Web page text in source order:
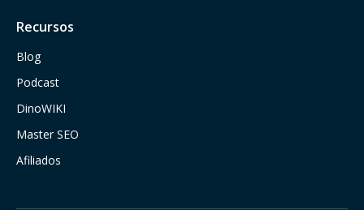
Recursos
Blog
Podcast
DinoWIKI
Master SEO
Afiliados